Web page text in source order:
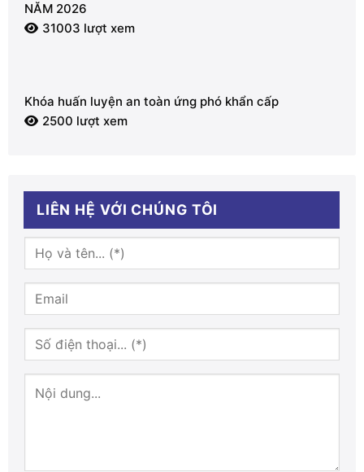
NĂM 2026
31003 lượt xem
Khóa huấn luyện an toàn ứng phó khẩn cấp
2500 lượt xem
LIÊN HỆ VỚI CHÚNG TÔI